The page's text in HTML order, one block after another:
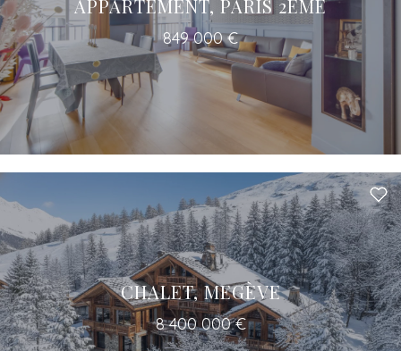
APPARTEMENT, PARIS 2ÈME
849 000 €
CHALET, MEGÈVE
8 400 000 €